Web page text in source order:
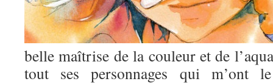
belle maîtrise de la couleur et de
tout ses personnages qui m’ont